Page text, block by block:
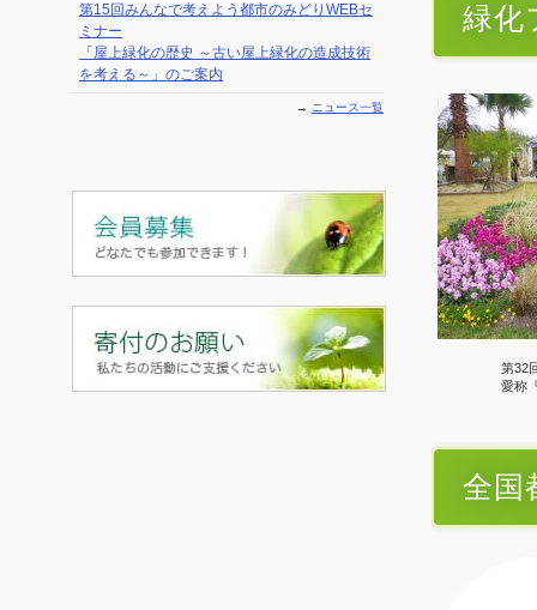
緑化
第32
愛称
全国
第15回みんなで考えよう都市のみどりWEBセ
ミナー
「屋上緑化の歴史 ～古い屋上緑化の造成技術
を考える～」のご案内
→ ニュース一覧